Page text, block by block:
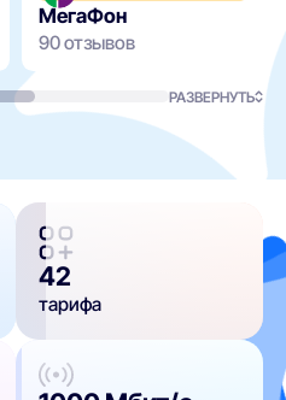
МегаФон
90 отзывов
РАЗВЕРНУТЬ
42
тарифа